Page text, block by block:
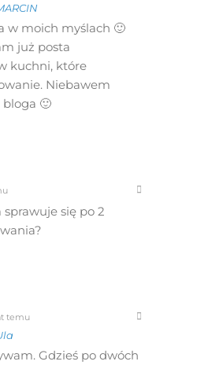
w moich myślach 🙂
już posta
kuchni, które
Niebawem
🙂
się po 2
temu
Gdzieś po dwóch